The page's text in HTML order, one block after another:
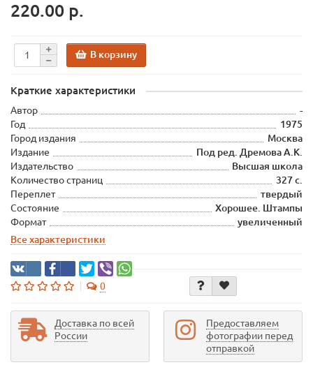
220.00 р.
В корзину
Краткие характеристики
Автор
-
Год
1975
Город издания
Москва
Издание
Под ред. Дремова А.К.
Издательство
Высшая школа
Количество страниц
327 с.
Переплет
твердый
Состояние
Хорошее. Штампы
Формат
увеличенный
Все характеристики
0
Доставка по всей
России
Предоставляем
фотографии перед
отправкой